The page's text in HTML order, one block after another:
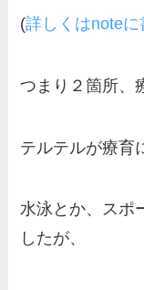
(詳しくはnote
つまり２箇所、
テルテルが療育
水泳とか、スポ
したが、